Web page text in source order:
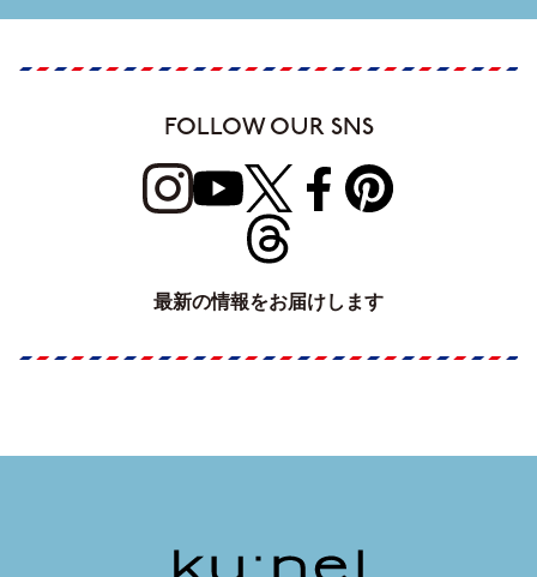
FOLLOW OUR SNS
最新の情報をお届けします